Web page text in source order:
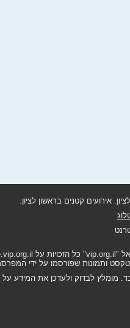
מומלץ לבדוק ולעדכן את המידע על